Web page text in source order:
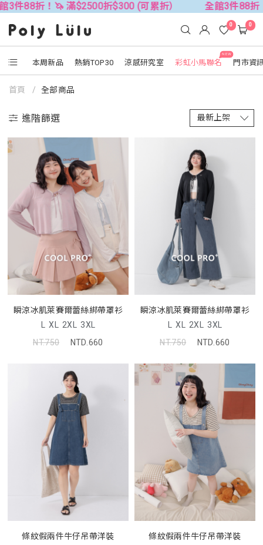
！🦄 滿$2500折$300 (可累折） 全館3件88折！🦄 滿
本周新品 熱銷TOP30 涼感研究室
NEW
彩虹小馬聯名 門市資
0 0
首頁 全部商品
進階篩選
瞬涼冰肌萊賽爾蕾絲綁帶罩衫
L XL 2XL 3XL
NT.750
NTD.660
瞬涼冰肌萊賽爾蕾絲綁帶罩衫
L XL 2XL 3XL
NT.750
NTD.660
條紋假兩件牛仔吊帶洋裝
條紋假兩件牛仔吊帶洋裝